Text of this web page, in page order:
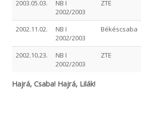
2003.05.03.
NB I
2002/2003
ZTE
2002.11.02.
NB I
2002/2003
Békéscsaba
2002.10.23.
NB I
2002/2003
ZTE
Hajrá, Csaba! Hajrá, Lilák!